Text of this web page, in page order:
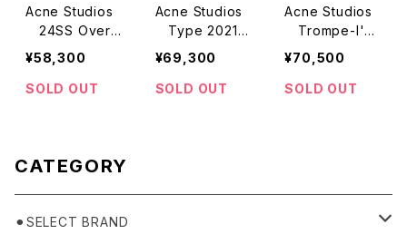
Acne Studios
24SS Oversi
zed Denim Ja
cket
¥58,300
SOLD OUT
Acne Studios
Type 2021 D
enim Trousers
28 x 30
¥69,300
SOLD OUT
Acne Studios
Trompe-l'o
eil Denim Shor
¥70,500
SOLD OUT
CATEGORY
⚫︎SELECT BRAND